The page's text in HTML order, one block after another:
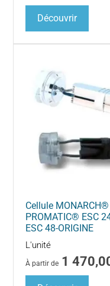
Découvrir
Cellule
PROMATIC® ESC
ESC 48-ORIGINE
L'unité
À partir de 1